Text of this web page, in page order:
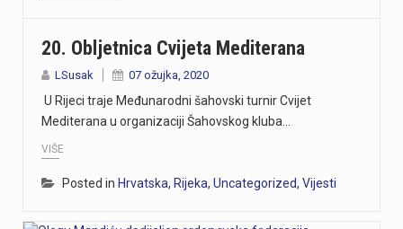
20. Obljetnica Cvijeta Mediterana
LSusak 07 ožujka, 2020
U Rijeci traje Međunarodni šahovski turnir Cvijet
Mediterana u organizaciji Šahovskog kluba…
VIŠE
Posted in Hrvatska, Rijeka, Uncategorized, Vijesti